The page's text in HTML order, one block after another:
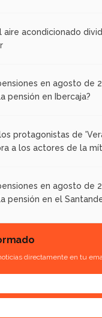
aire acondicionado
en agosto de
pensión en Ibercaja?
protagonistas de
a los actores de la
en agosto de
pensión en el
directamente en tu